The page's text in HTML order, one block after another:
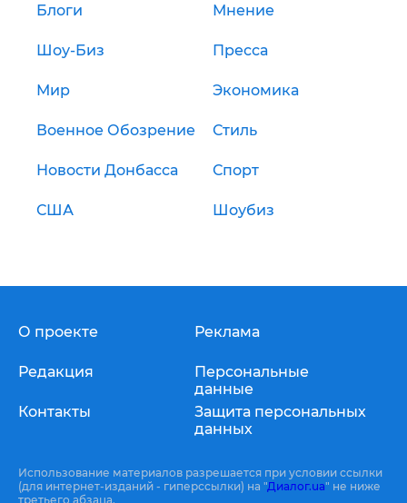
Блоги Мнение
Шоу-Биз Пресса
Мир Экономика
Военное Обозрение Стиль
Новости Донбасса Спорт
США Шоубиз
О проекте
Редакция
Контакты
Реклама
Персональные
данные
Защита персональных
данных
Использование материалов разрешается при условии ссылки
(для интернет-изданий - гиперссылки) на "Диалог.ua" не ниже
третьего абзаца.